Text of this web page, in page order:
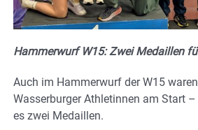
Hammerwurf W15: Zwei Medaillen
Auch im Hammerwurf der W15
Wasserburger Athletinnen am Start
es zwei Medaillen.